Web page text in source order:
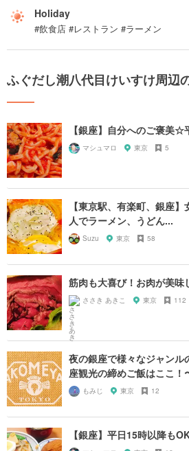
Holiday
#飲食店 #レストラン #ラーメン
ふぐだし潮八代目けいすけ周辺
【銀座】自分へのご褒美☆
マシュマロ 東京 5
【東京駅、有楽町、銀座
人でラーメン、うどん...
Suzu 東京 58
筋肉も大喜び！お肉が美味
ささき あきこ 東京 112
夜の銀座で様々なジャンル
座観光の締めご飯はここ！
もみじ 東京 12
【銀座】平日15時以降も